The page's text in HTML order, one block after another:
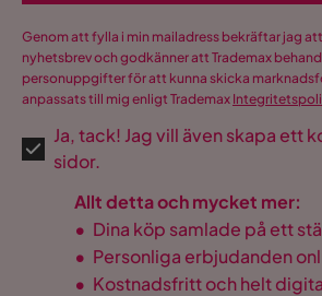
Genom att fylla i min mailadress bekräftar jag att
nyhetsbrev och godkänner att Trademax
personuppgifter för att kunna skicka
anpassats till mig enligt Trademax
Ja, tack! Jag vill även skapa ett
sidor.
Allt detta och mycket mer:
• Dina köp samlade på ett
• Personliga erbjudanden
• Kostnadsfritt och helt